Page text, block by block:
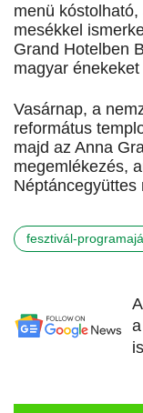
menü
mesékkel
Grand Hotelben
magyar
Vasárnap, a
református
majd az Anna
megemlékezés,
fesztivál-
a